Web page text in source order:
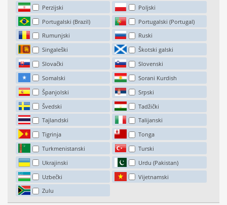
Perzijski
Poljski
Portugalski (Brazil)
Portugalski (Portugal)
Rumunjski
Ruski
Singaleški
Škotski galski
Slovački
Slovenski
Somalski
Sorani Kurdish
Španjolski
Srpski
Švedski
Tadžički
Tajlandski
Talijanski
Tigrinja
Tonga
Turkmenistanski
Turski
Ukrajinski
Urdu (Pakistan)
Uzbečki
Vijetnamski
Zulu